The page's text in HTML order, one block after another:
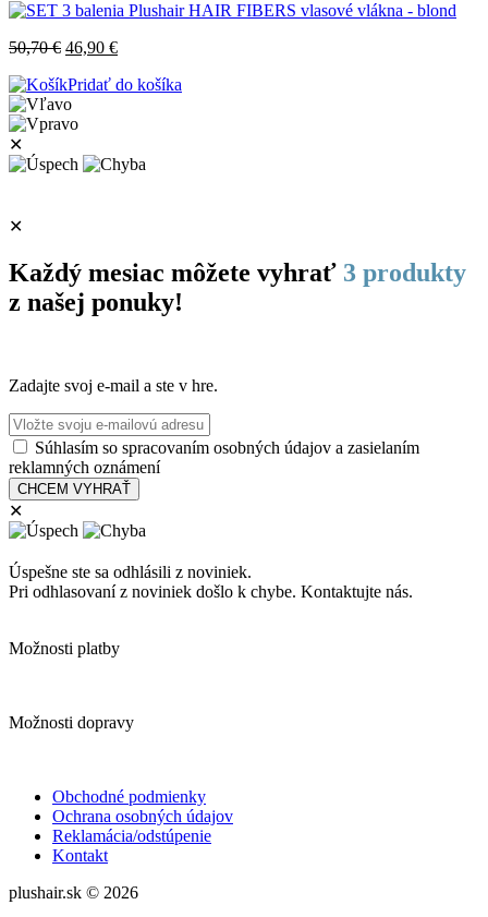
50,70€ 46,90 €
Pridať do košíka
✕
✕
Každý mesiac môžete vyhrať 3 produkty
z našej ponuky!
Zadajte svoj e-mail a ste v hre.
Súhlasím so spracovaním osobných údajov a zasielaním
reklamných oznámení
✕
Úspešne ste sa odhlásili z noviniek.
Pri odhlasovaní z noviniek došlo k chybe. Kontaktujte nás.
Možnosti platby
Možnosti dopravy
Obchodné podmienky
Ochrana osobných údajov
Reklamácia/odstúpenie
Kontakt
plushair.sk © 2026